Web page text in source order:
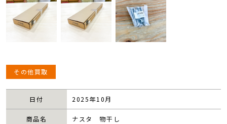
その他買取
日付 2025年10月
商品名 ナスタ 物干し